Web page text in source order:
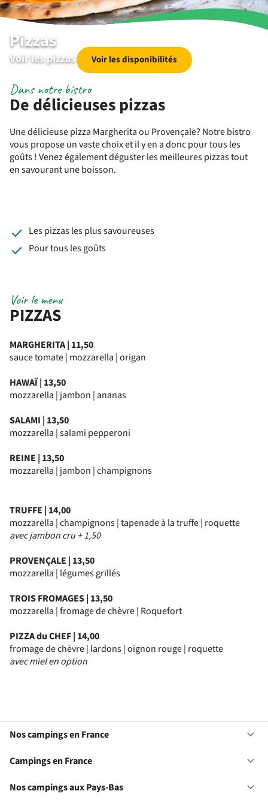
Pizzas
Voir les pizzas Voir les disponibilités
De délicieuses pizzas
Dans notre bistro
Une délicieuse pizza Margherita ou Provençale? Notre bistro
vous propose un vaste choix et il y en a donc pour tous les
goûts ! Venez également déguster les meilleures pizzas tout
en savourant une boisson.
Les pizzas les plus savoureuses
Pour tous les goûts
PIZZAS
Voir le menu
MARGHERITA | 11,50
sauce tomate | mozzarella | origan
HAWAÏ | 13,50
mozzarella | jambon | ananas
SALAMI | 13,50
mozzarella | salami pepperoni
REINE | 13,50
mozzarella | jambon | champignons
TRUFFE | 14,00
mozzarella | champignons | tapenade à la truffe | roquette
avec jambon cru + 1,50
PROVENÇALE | 13,50
mozzarella | légumes grillés
TROIS FROMAGES | 13,50
mozzarella | fromage de chèvre | Roquefort
PIZZA du CHEF | 14,00
fromage de chèvre | lardons | oignon rouge | roquette
avec miel en option
Nos campings en France
Campings en France
Nos campings aux Pays-Bas